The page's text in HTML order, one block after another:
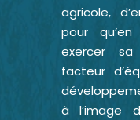
agricole,
pour
exercer
facteur
à l’image